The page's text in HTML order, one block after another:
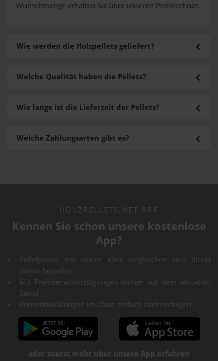
Wunschmenge erhalten Sie über unseren Preisrechner.
Wie werden die Holzpellets geliefert?
Welche Zahlungsarten gibt es?
Welche Qualität haben die Pellets?
Wie lange ist die Lieferzeit der Pellets?
HOLZPELLETS.NET APP
Kennen Sie schon unsere kostenlose
App?
Pelletpreise mit einem Klick vergleichen und direkt
online bestellen
Mit Preisbenachrichtigungen immer auf dem aktuellen
Stand
Preisentwicklungen im Chart einfach nachverfolgen
oder zuerst mehr über unsere App erfahren